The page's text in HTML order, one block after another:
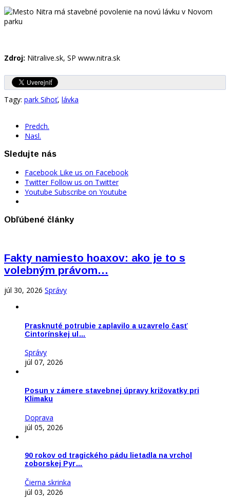
Zdroj: Nitralive.sk, SP www.nitra.sk
Tagy: park Sihoť, lávka
Predch.
Nasl.
Sledujte nás
Facebook Like us on Facebook
Twitter Follow us on Twitter
Youtube Subscribe on Youtube
Obľúbené články
Fakty namiesto hoaxov: ako je to s
volebným právom…
júl 30, 2026 Správy
Prasknuté potrubie zaplavilo a uzavrelo časť
Cintorínskej ul…
Správy
júl 07, 2026
Posun v zámere stavebnej úpravy križovatky pri
Klimaku
Doprava
júl 05, 2026
90 rokov od tragického pádu lietadla na vrchol
zoborskej Pyr…
Čierna skrinka
júl 03, 2026